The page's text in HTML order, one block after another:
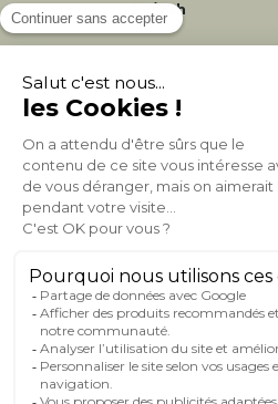
24/72h
À PROPOS DE MILIBOO
AIDE & CONTACT